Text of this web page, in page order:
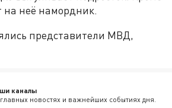
на неё намордник.
представители МВД,
каналы
новостях и важнейших событиях дня.